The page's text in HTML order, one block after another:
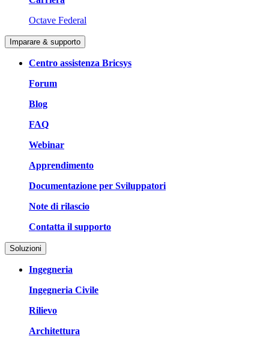
Octave Federal
Imparare & supporto
Centro assistenza Bricsys
Forum
Blog
FAQ
Webinar
Apprendimento
Documentazione per Sviluppatori
Note di rilascio
Contatta il supporto
Soluzioni
Ingegneria
Ingegneria Civile
Rilievo
Architettura